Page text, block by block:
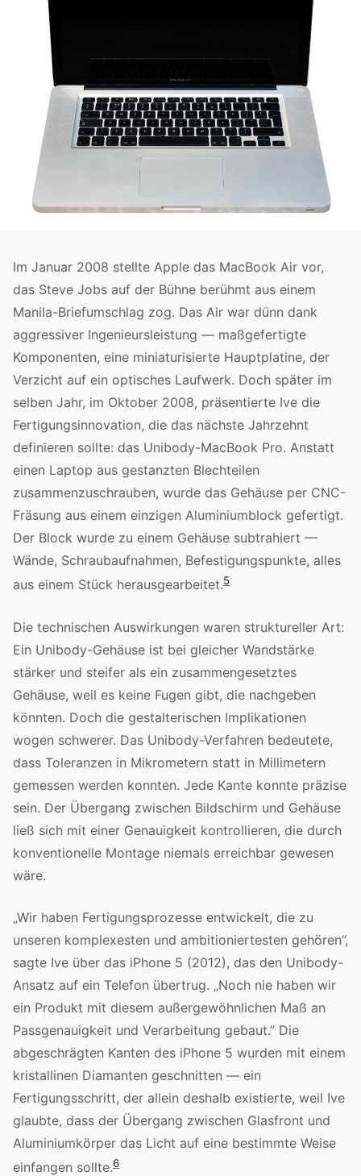
Im Januar 2008 stellte Apple das MacBook Air vor,
das Steve Jobs auf der Bühne berühmt aus einem
Manila-Briefumschlag zog. Das Air war dünn dank
aggressiver Ingenieursleistung — maßgefertigte
Komponenten, eine miniaturisierte Hauptplatine, der
Verzicht auf ein optisches Laufwerk. Doch später im
selben Jahr, im Oktober 2008, präsentierte Ive die
Fertigungsinnovation, die das nächste Jahrzehnt
definieren sollte: das Unibody-MacBook Pro. Anstatt
einen Laptop aus gestanzten Blechteilen
zusammenzuschrauben, wurde das Gehäuse per CNC-
Fräsung aus einem einzigen Aluminiumblock gefertigt.
Der Block wurde zu einem Gehäuse subtrahiert —
Wände, Schraubaufnahmen, Befestigungspunkte, alles
aus einem Stück herausgearbeitet.5
Die technischen Auswirkungen waren struktureller Art:
Ein Unibody-Gehäuse ist bei gleicher Wandstärke
stärker und steifer als ein zusammengesetztes
Gehäuse, weil es keine Fugen gibt, die nachgeben
könnten. Doch die gestalterischen Implikationen
wogen schwerer. Das Unibody-Verfahren bedeutete,
dass Toleranzen in Mikrometern statt in Millimetern
gemessen werden konnten. Jede Kante konnte präzise
sein. Der Übergang zwischen Bildschirm und Gehäuse
ließ sich mit einer Genauigkeit kontrollieren, die durch
konventionelle Montage niemals erreichbar gewesen
wäre.
„Wir haben Fertigungsprozesse entwickelt, die zu
unseren komplexesten und ambitioniertesten gehören”,
sagte Ive über das iPhone 5 (2012), das den Unibody-
Ansatz auf ein Telefon übertrug. „Noch nie haben wir
ein Produkt mit diesem außergewöhnlichen Maß an
Passgenauigkeit und Verarbeitung gebaut.” Die
abgeschrägten Kanten des iPhone 5 wurden mit einem
kristallinen Diamanten geschnitten — ein
Fertigungsschritt, der allein deshalb existierte, weil Ive
glaubte, dass der Übergang zwischen Glasfront und
Aluminiumkörper das Licht auf eine bestimmte Weise
einfangen sollte.6